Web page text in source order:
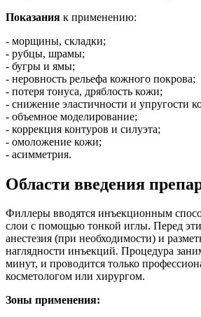
Показания к применению:
- морщины, складки;
- рубцы, шрамы;
- бугры и ямы;
- неровность рельефа кожного покрова;
- потеря тонуса, дряблость кожи;
- снижение эластичности и упругости
- объемное моделирование;
- коррекция контуров и силуэта;
- омоложение кожи;
- асимметрия.
Области введения
Филлеры вводятся инъекционным
слои с помощью тонкой иглы. Перед
анестезия (при необходимости) и
наглядности инъекций. Процедура
минут, и проводится только
косметологом или хирургом.
Зоны применения: